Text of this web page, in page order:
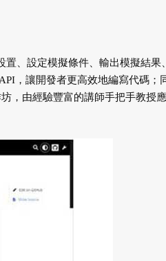
、設定模擬條件、輸出模擬結果
，讓開發者更高效地編寫代碼；
，由經驗豐富的講師手把手教授